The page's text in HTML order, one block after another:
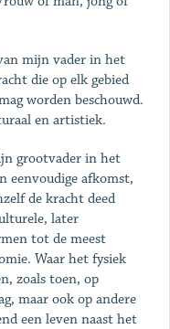
mijn vader in het
die op elk gebied
worden beschouwd.
en artistiek.
grootvader in het
eenvoudige afkomst,
de kracht deed
later
tot de meest
Waar het fysiek
zoals toen, op
maar ook op andere
een leven naast het